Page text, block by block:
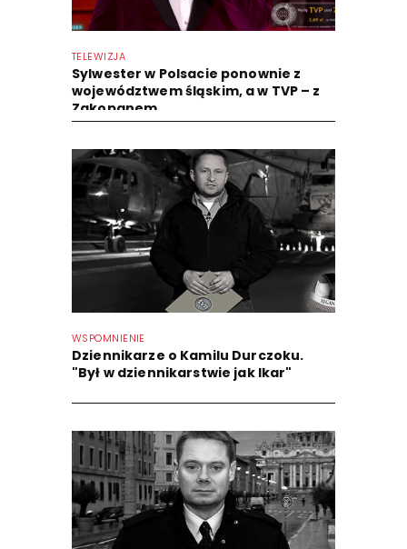
TELEWIZJA
Sylwester w Polsacie ponownie z
województwem śląskim, a w TVP – z
Zakopanem
WSPOMNIENIE
Dziennikarze o Kamilu Durczoku.
"Był w dziennikarstwie jak Ikar"